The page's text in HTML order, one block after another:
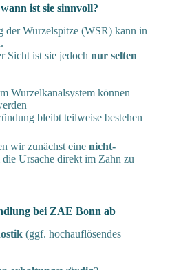
ist sie sinnvoll?
der Wurzelspitze (WSR) kann in
Sicht ist sie jedoch nur selten
Wurzelkanalsystem können
bleibt teilweise bestehen
wir zunächst eine nicht-
die Ursache direkt im Zahn zu
bei ZAE Bonn ab
(ggf. hochauflösendes